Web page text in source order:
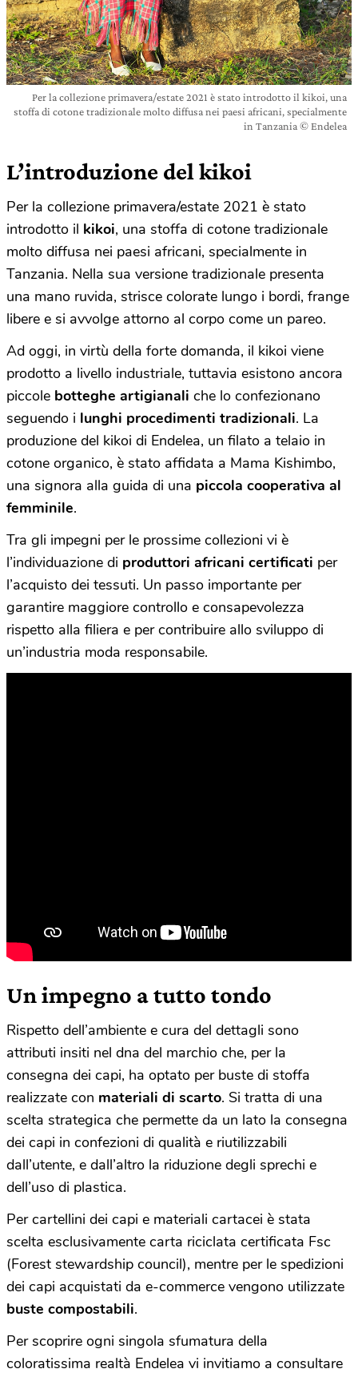
Per la collezione primavera/estate 2021 è stato introdotto il kikoi, una
stoffa di cotone tradizionale molto diffusa nei paesi africani, specialmente
in Tanzania © Endelea
L’introduzione del kikoi
Per la collezione primavera/estate 2021 è stato
introdotto il kikoi, una stoffa di cotone tradizionale
molto diffusa nei paesi africani, specialmente in
Tanzania. Nella sua versione tradizionale presenta
una mano ruvida, strisce colorate lungo i bordi, frange
libere e si avvolge attorno al corpo come un pareo.
Ad oggi, in virtù della forte domanda, il kikoi viene
prodotto a livello industriale, tuttavia esistono ancora
piccole botteghe artigianali che lo confezionano
seguendo i lunghi procedimenti tradizionali. La
produzione del kikoi di Endelea, un filato a telaio in
cotone organico, è stato affidata a Mama Kishimbo,
una signora alla guida di una piccola cooperativa al
femminile.
Tra gli impegni per le prossime collezioni vi è
l’individuazione di produttori africani certificati per
l’acquisto dei tessuti. Un passo importante per
garantire maggiore controllo e consapevolezza
rispetto alla filiera e per contribuire allo sviluppo di
un’industria moda responsabile.
Un impegno a tutto tondo
Rispetto dell’ambiente e cura del dettagli sono
attributi insiti nel dna del marchio che, per la
consegna dei capi, ha optato per buste di stoffa
realizzate con materiali di scarto. Si tratta di una
scelta strategica che permette da un lato la consegna
dei capi in confezioni di qualità e riutilizzabili
dall’utente, e dall’altro la riduzione degli sprechi e
dell’uso di plastica.
Per cartellini dei capi e materiali cartacei è stata
scelta esclusivamente carta riciclata certificata Fsc
(Forest stewardship council), mentre per le spedizioni
dei capi acquistati da e-commerce vengono utilizzate
buste compostabili.
Per scoprire ogni singola sfumatura della
coloratissima realtà Endelea vi invitiamo a consultare